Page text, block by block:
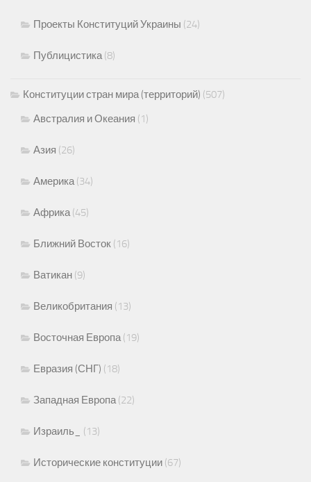
Проекты Конституций Украины (24)
Публицистика(8)
Конституции стран мира (территорий) (507)
Австралия и Океания (1)
Азия (26)
Америка(34)
Африка(45)
Ближний Восток (16)
Ватикан (9)
Великобритания (13)
Восточная Европа(19)
Евразия (СНГ) (18)
Западная Европа(22)
Израиль_ (13)
Исторические конституции (67)